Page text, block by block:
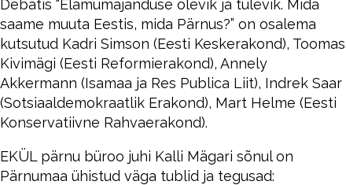
Debatis “Elamumajanduse olevik ja tulevik. Mida
saame muuta Eestis, mida Pärnus?” on osalema
kutsutud Kadri Simson (Eesti Keskerakond), Toomas
Kivimägi (Eesti Reformierakond), Annely
Akkermann (Isamaa ja Res Publica Liit), Indrek Saar
(Sotsiaaldemokraatlik Erakond), Mart Helme (Eesti
Konservatiivne Rahvaerakond).
EKÜL pärnu büroo juhi Kalli Mägari sõnul on
Pärnumaa ühistud väga tublid ja tegusad: